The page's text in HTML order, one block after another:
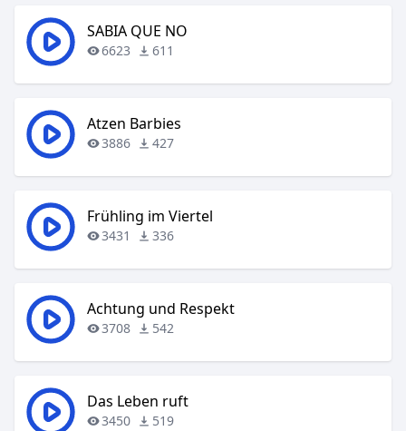
SABIA QUE NO
6623 611
Atzen Barbies
3886 427
Frühling im Viertel
3431 336
Achtung und Respekt
3708 542
Das Leben ruft
3450 519